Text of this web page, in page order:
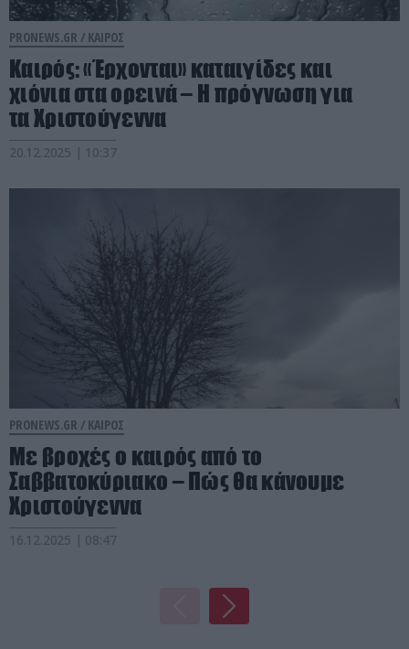
PRONEWS.GR / ΚΑΙΡΟΣ
Καιρός: «Έρχονται» καταιγίδες και
χιόνια στα ορεινά – Η πρόγνωση για
τα Χριστούγεννα
20.12.2025 | 10:37
PRONEWS.GR / ΚΑΙΡΟΣ
Με βροχές ο καιρός από το
Σαββατοκύριακο – Πώς θα κάνουμε
Χριστούγεννα
16.12.2025 | 08:47